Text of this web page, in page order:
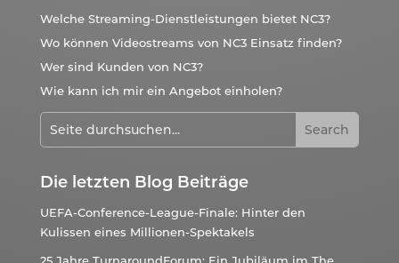
Welche Streaming-Dienstleistungen bietet NC3?
Wo können Videostreams von NC3 Einsatz finden?
Wer sind Kunden von NC3?
Wie kann ich mir ein Angebot einholen?
Die letzten Blog Beiträge
UEFA-Conference-League-Finale: Hinter den
Kulissen eines Millionen-Spektakels